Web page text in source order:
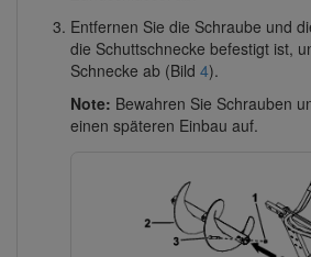
Entfernen Sie die Schraube und
die Schuttschnecke befestigt ist,
Schnecke ab (Bild 4).
Note: Bewahren Sie Schrauben
einen späteren Einbau auf.